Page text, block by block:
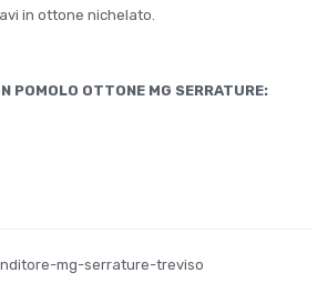
in ottone nichelato.
POMOLO OTTONE MG SERRATURE: